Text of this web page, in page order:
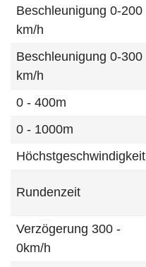
Beschleunigung 0-200
km/h
Beschleunigung 0-300
km/h
0 - 400m
0 - 1000m
Höchstgeschwindigkeit
Rundenzeit
Verzögerung 300 -
0km/h